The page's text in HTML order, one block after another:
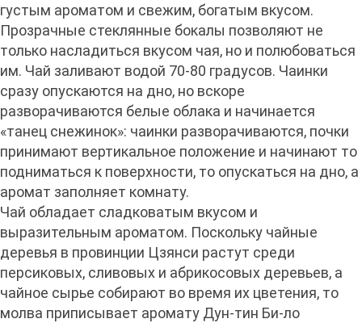
густым ароматом и свежим, богатым вкусом.
Прозрачные стеклянные бокалы позволяют не
только насладиться вкусом чая, но и полюбоваться
им. Чай заливают водой 70-80 градусов. Чаинки
сразу опускаются на дно, но вскоре
разворачиваются белые облака и начинается
«танец снежинок»: чаинки разворачиваются, почки
принимают вертикальное положение и начинают то
подниматься к поверхности, то опускаться на дно, а
аромат заполняет комнату.
Чай обладает сладковатым вкусом и
выразительным ароматом. Поскольку чайные
деревья в провинции Цзянси растут среди
персиковых, сливовых и абрикосовых деревьев, а
чайное сырье собирают во время их цветения, то
молва приписывает аромату Дун-тин Би-ло